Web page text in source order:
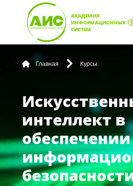
АКАДЕМИЯ
ИНФОРМАЦИОННЫХ
СИСТЕМ
Главная Курсы
интеллект в
обеспечении